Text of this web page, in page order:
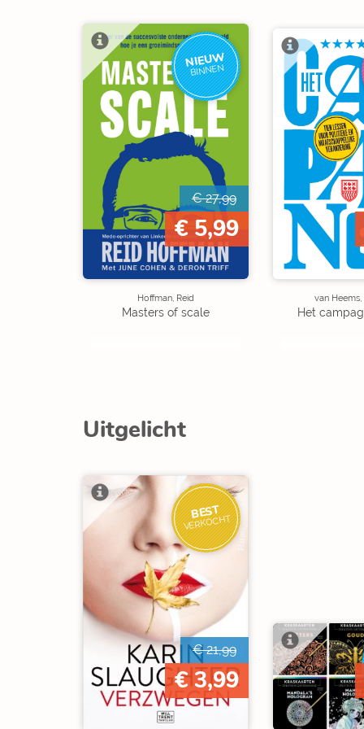
NIEUW
BINNEN
€ 27,99
€ 5,99
Hoffman, Reid
Masters of scale
van
Het
Uitgelicht
BEST
VERKOCHT
€ 21,99
€ 3,99